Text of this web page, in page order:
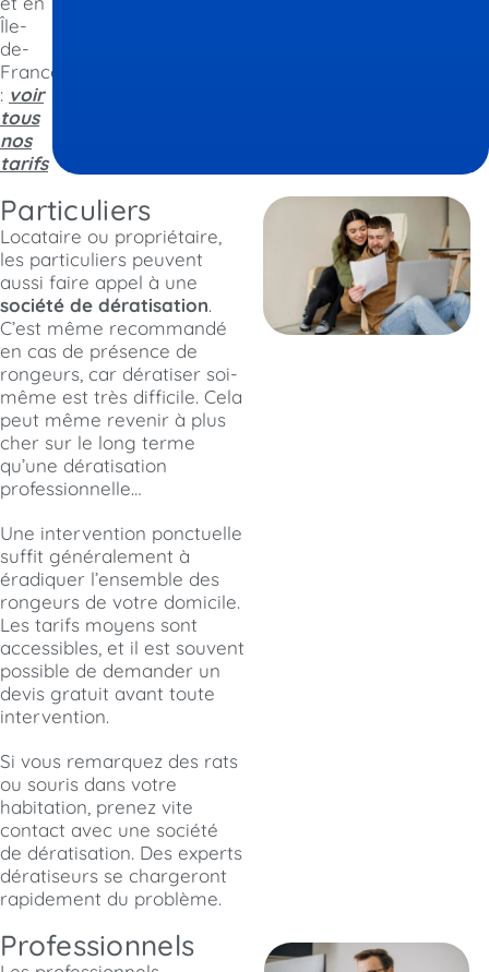
Île-
de-
France
: voir
tous
nos
tarifs
Particuliers
Locataire ou propriétaire,
les particuliers peuvent
aussi faire appel à une
société de dératisation.
C’est même recommandé
en cas de présence de
rongeurs, car dératiser soi-
même est très difficile. Cela
peut même revenir à plus
cher sur le long terme
qu’une dératisation
professionnelle…
Une intervention ponctuelle
suffit généralement à
éradiquer l’ensemble des
rongeurs de votre domicile.
Les tarifs moyens sont
accessibles, et il est souvent
possible de demander un
devis gratuit avant toute
intervention.
Si vous remarquez des rats
ou souris dans votre
habitation, prenez vite
contact avec une société
de dératisation. Des experts
dératiseurs se chargeront
rapidement du problème.
Professionnels